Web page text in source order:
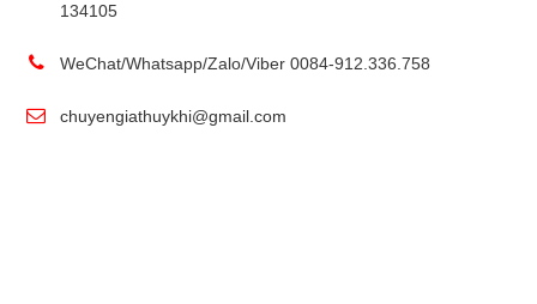
134105
WeChat/Whatsapp/Zalo/Viber 0084-912.336.758
chuyengiathuykhi@gmail.com